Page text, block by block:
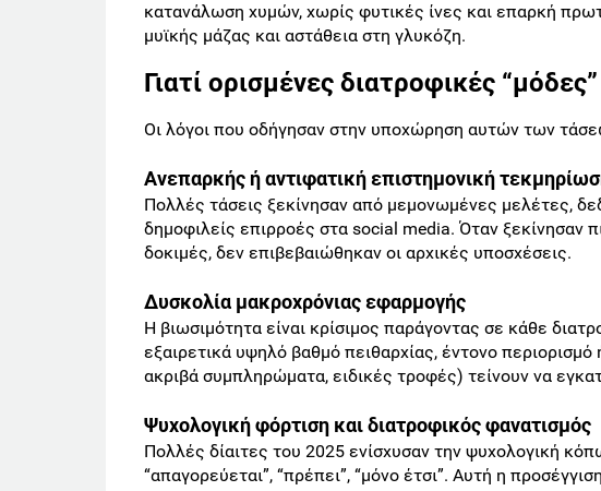
κατανάλωση χυμών, χωρίς φυτικές ίνες και επαρκή
μυϊκής μάζας και αστάθεια στη γλυκόζη.
Γιατί ορισμένες διατροφικές
Οι λόγοι που οδήγησαν στην υποχώρηση αυτών των
Ανεπαρκής ή αντιφατική επιστημονική
Πολλές τάσεις ξεκίνησαν από μεμονωμένες μελέτες,
δημοφιλείς επιρροές στα social media. Όταν ξεκίνησαν
δοκιμές, δεν επιβεβαιώθηκαν οι αρχικές υποσχέσεις.
Δυσκολία μακροχρόνιας εφαρμογής
Η βιωσιμότητα είναι κρίσιμος παράγοντας σε κάθε
εξαιρετικά υψηλό βαθμό πειθαρχίας, έντονο
ακριβά συμπληρώματα, ειδικές τροφές) τείνουν να
Ψυχολογική φόρτιση και διατροφικός φανατισμός
Πολλές δίαιτες του 2025 ενίσχυσαν την ψυχολογική
“απαγορεύεται”, “πρέπει”, “μόνο έτσι”. Αυτή η